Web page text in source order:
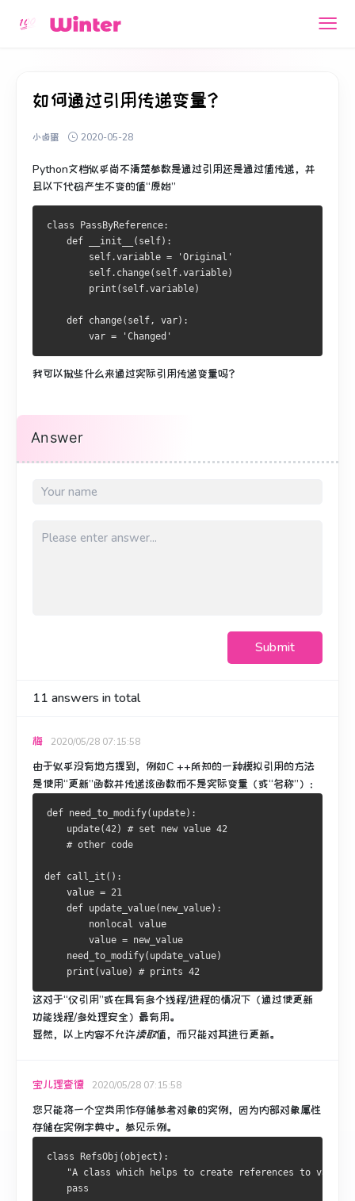
如何通过引用传递变量？
小卤蛋 2020-05-28
Python文档似乎尚不清楚参数是通过引用还是通过值传递，并
且以下代码产生不变的值“原始”
class PassByReference:
def __init__ ( self):
        self
.variable =
'Original'
        self
. change( self.variable)
print ( self.variable)
def change( self, var):
        var
= 'Changed'
我可以做些什么来通过实际引用传递变量吗？
Answer
Submit
11 answers in total
梅 2020/05/28 07:15:58
由于似乎没有地方提到，例如C ++所知的一种模拟引用的方法
是使用“更新”函数并传递该函数而不是实际变量（或“名称”）：
def need_to_modify( update):
    update
(42)
# set new value 42
# other code
def call_it ():
    value
= 21
def update_value( new_value):
nonlocal value
        value
= new_value
    need_to_modify
( update_value)
print (value) # prints 42
这对于“仅引用”或在具有多个线程/进程的情况下（通过使更新
功能线程/多处理安全）最有用。
显然，以上内容不允许读取值，而只能对其进行更新。
宝儿理查德 2020/05/28 07:15:58
您只能将一个空类用作存储参考对象的实例，因为内部对象属性
存储在实例字典中。 参见示例。
class RefsObj (object ):
"A class which helps to create references to
pass